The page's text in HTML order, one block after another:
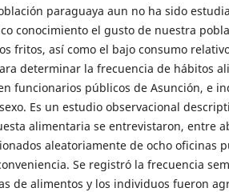
paraguaya aun no ha sido
conocimiento el gusto de nuestra
fritos, así como el bajo consumo
determinar la frecuencia de hábitos
funcionarios públicos de Asunción, e
Es un estudio observacional
alimentaria se entrevistaron, entre
aleatoriamente de ocho oficinas
Se registró la frecuencia
de alimentos y los individuos fueron